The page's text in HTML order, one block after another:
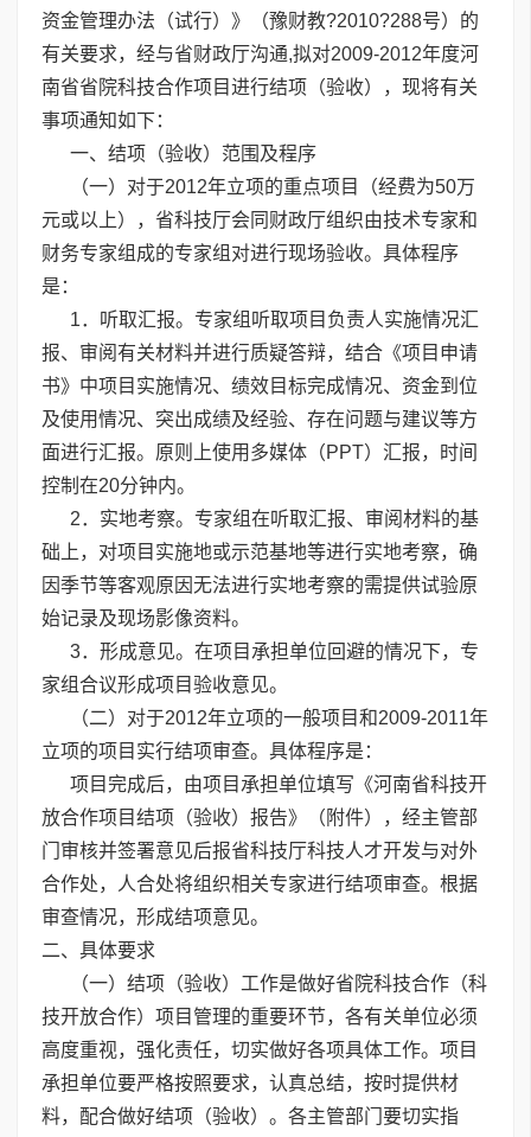
资金管理办法（试行）》（豫财教?2010?288号）的
有关要求，经与省财政厅沟通,拟对2009-2012年度河
南省省院科技合作项目进行结项（验收），现将有关
事项通知如下：
一、结项（验收）范围及程序
（一）对于2012年立项的重点项目（经费为50万
元或以上），省科技厅会同财政厅组织由技术专家和
财务专家组成的专家组对进行现场验收。具体程序
是：
1．听取汇报。专家组听取项目负责人实施情况汇
报、审阅有关材料并进行质疑答辩，结合《项目申请
书》中项目实施情况、绩效目标完成情况、资金到位
及使用情况、突出成绩及经验、存在问题与建议等方
面进行汇报。原则上使用多媒体（PPT）汇报，时间
控制在20分钟内。
2．实地考察。专家组在听取汇报、审阅材料的基
础上，对项目实施地或示范基地等进行实地考察，确
因季节等客观原因无法进行实地考察的需提供试验原
始记录及现场影像资料。
3．形成意见。在项目承担单位回避的情况下，专
家组合议形成项目验收意见。
（二）对于2012年立项的一般项目和2009-2011年
立项的项目实行结项审查。具体程序是：
项目完成后，由项目承担单位填写《河南省科技开
放合作项目结项（验收）报告》（附件），经主管部
门审核并签署意见后报省科技厅科技人才开发与对外
合作处，人合处将组织相关专家进行结项审查。根据
审查情况，形成结项意见。
二、具体要求
（一）结项（验收）工作是做好省院科技合作（科
技开放合作）项目管理的重要环节，各有关单位必须
高度重视，强化责任，切实做好各项具体工作。项目
承担单位要严格按照要求，认真总结，按时提供材
料，配合做好结项（验收）。各主管部门要切实指